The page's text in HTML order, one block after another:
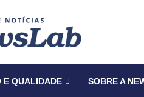
E QUALIDADE SOBRE A